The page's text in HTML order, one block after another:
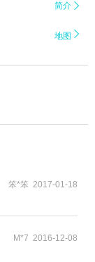
简介 
地图 
笨*笨 2017-01-18
M*7 2016-12-08